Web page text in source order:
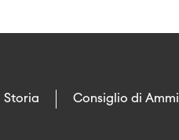
Storia Consiglio di